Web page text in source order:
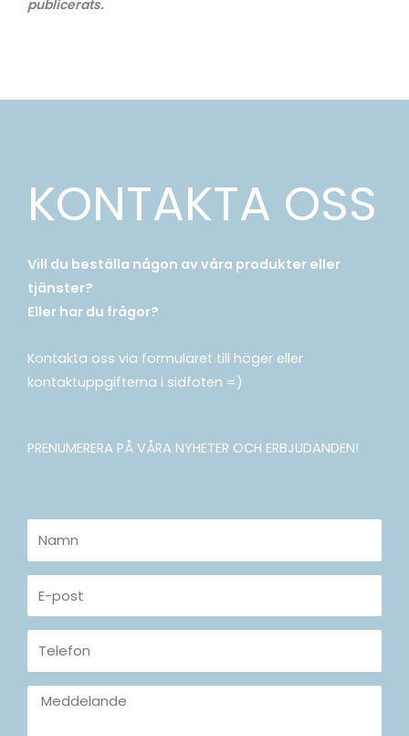
publicerats.
KONTAKTA OSS
Vill du beställa någon av våra produkter eller
tjänster?
Eller har du frågor?
Kontakta oss via formuläret till höger eller
kontaktuppgifterna i sidfoten =)
PRENUMERERA PÅ VÅRA NYHETER OCH ERBJUDANDEN!
post
Telefon
Meddelande